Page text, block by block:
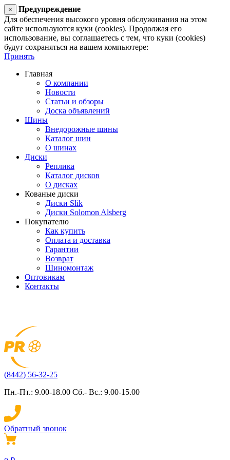
×
Предупреждение
Для обеспечения высокого уровня обслуживания на этом
сайте используются куки (cookies). Продолжая его
использование, вы соглашаетесь с тем, что куки (cookies)
будут сохраняться на вашем компьютере:
Принять
Главная
О компании
Новости
Статьи и обзоры
Доска объявлений
Шины
Внедорожные шины
Каталог шин
О шинах
Диски
Реплика
Каталог дисков
О дисках
Кованые диски
Диски Slik
Диски Solomon Alsberg
Покупателю
Как купить
Оплата и доставка
Гарантии
Возврат
Шиномонтаж
Оптовикам
Контакты
(8442) 56-32-25
Пн.-Пт.: 9.00-18.00 Сб.- Вс.: 9.00-15.00
Обратный звонок